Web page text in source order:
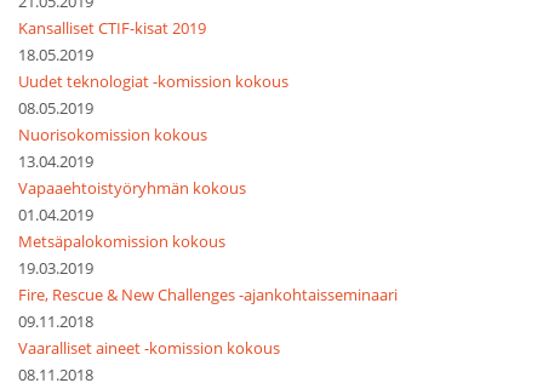
Kansalliset CTIF-kisat 2019
18.05.2019
Uudet teknologiat -komission kokous
08.05.2019
Nuorisokomission kokous
13.04.2019
Vapaaehtoistyöryhmän kokous
01.04.2019
Metsäpalokomission kokous
19.03.2019
Fire, Rescue & New Challenges -ajankohtaisseminaari
09.11.2018
Vaaralliset aineet -komission kokous
08.11.2018